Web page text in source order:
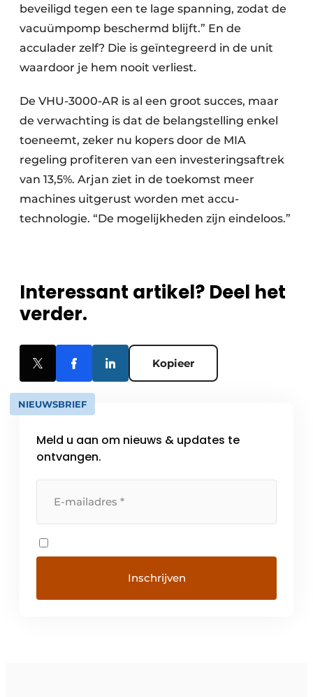
beveiligd tegen een te lage spanning, zodat de
vacuümpomp beschermd blijft.” En de
acculader zelf? Die is geïntegreerd in de unit
waardoor je hem nooit verliest.
De VHU-3000-AR is al een groot succes, maar
de verwachting is dat de belangstelling enkel
toeneemt, zeker nu kopers door de MIA
regeling profiteren van een investeringsaftrek
van 13,5%. Arjan ziet in de toekomst meer
machines uitgerust worden met accu-
technologie. “De mogelijkheden zijn eindeloos.”
Interessant artikel? Deel het
verder.
Kopieer
NIEUWSBRIEF
Meld u aan om nieuws & updates te
ontvangen.